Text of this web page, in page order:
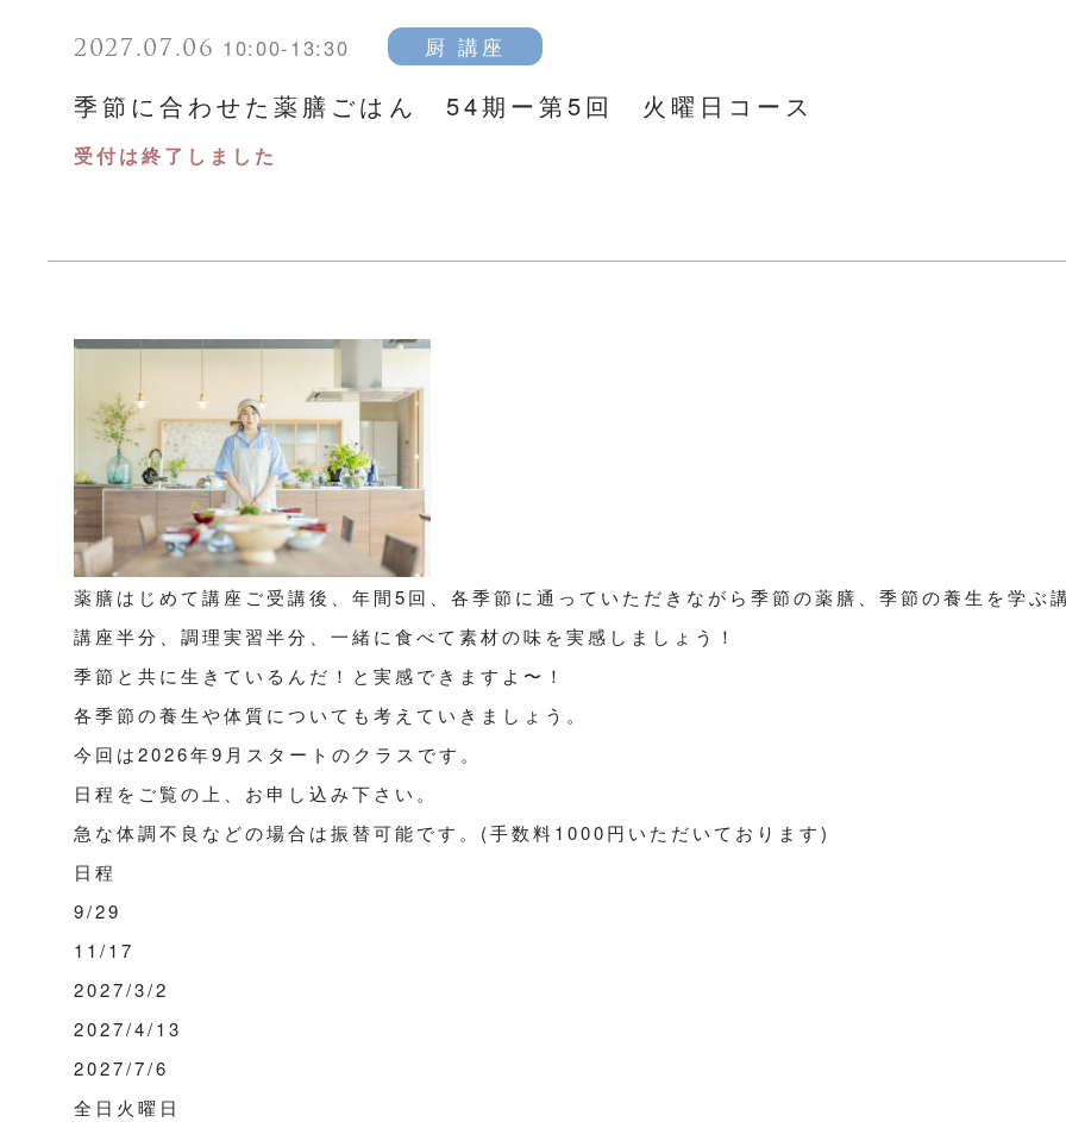
2027.07.06 10:00-13:30 厨 講座
季節に合わせた薬膳ごはん 54期ー第5回 火曜日コース
受付は終了しました
薬膳はじめて講座ご受講後、年間5回、各季節に通っていただきながら季節の薬膳、季節の養生を学ぶ
講座半分、調理実習半分、一緒に食べて素材の味を実感しましょう！
季節と共に生きているんだ！と実感できますよ〜！
各季節の養生や体質についても考えていきましょう。
今回は2026年9月スタートのクラスです。
日程をご覧の上、お申し込み下さい。
急な体調不良などの場合は振替可能です。(手数料1000円いただいております)
日程
9/29
11/17
2027/3/2
2027/4/13
2027/7/6
全日火曜日